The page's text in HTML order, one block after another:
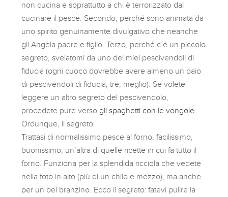
non cucina e soprattutto a chi è terrorizzato dal
cucinare il pesce. Secondo, perché sono animata da
uno spirito genuinamente divulgativo che neanche
gli Angela padre e figlio. Terzo, perché c’è un piccolo
segreto, svelatomi da uno dei miei pescivendoli di
fiducia (ogni cuoco dovrebbe avere almeno un paio
di pescivendoli di fiducia; tre, meglio). Se volete
leggere un altro segreto del pescivendolo,
procedete pure verso gli spaghetti con le vongole.
Ordunque, il segreto.
Trattasi di normalissimo pesce al forno, facilissimo,
buonissimo, un’altra di quelle ricette in cui fa tutto il
forno. Funziona per la splendida ricciola che vedete
nella foto in alto (più di un chilo e mezzo), ma anche
per un bel branzino. Ecco il segreto: fatevi pulire la